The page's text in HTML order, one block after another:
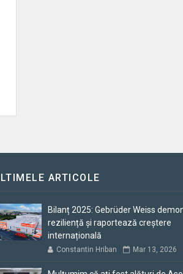
ARTICOLE
Bilanț 2025: Gebrüder Weiss
reziliență și raportează creștere
internațională
Constantin Hriban Mar 13, 2026